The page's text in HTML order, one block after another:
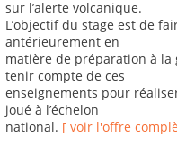
sur l’alerte volcanique.
L’objectif du stage est de
antérieurement en
matière de préparation à la
tenir compte de ces
enseignements pour
joué à l’échelon
national. [ voir l'offre